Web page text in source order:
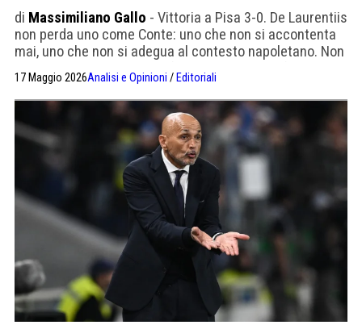
di Massimiliano Gallo - Vittoria a Pisa 3-0. De Laurentiis
non perda uno come Conte: uno che non si accontenta
mai, uno che non si adegua al contesto napoletano. Non
17 Maggio 2026Analisi e Opinioni / Editoriali